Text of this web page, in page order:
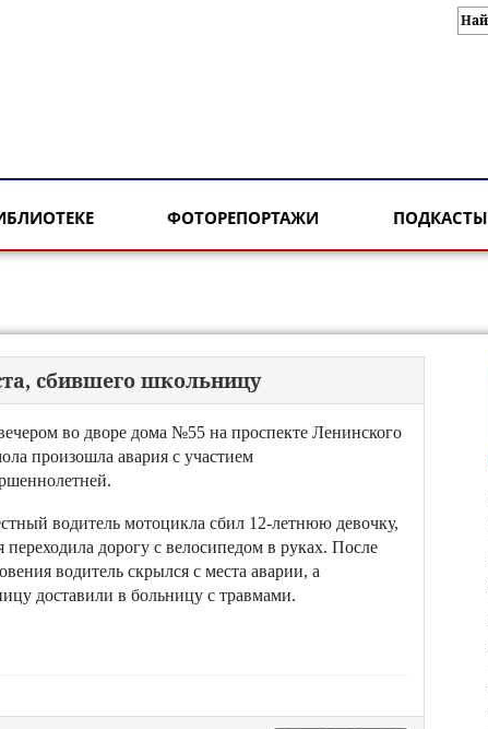
ФОТОРЕПОРТАЖИ ПОДКАСТЫ
сбившего школьницу
во дворе дома №55 на проспекте Ленинского
произошла авария с участием
водитель мотоцикла сбил 12-летнюю девочку,
переходила дорогу с велосипедом в руках. После
водитель скрылся с места аварии, а
доставили в больницу с травмами.